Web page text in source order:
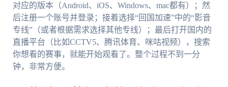
对应的版本（Android、iOS、Windows、mac都有）；然
后注册一个账号并登录；接着选择“回国加速”中的“影音
专线”（或者根据需求选择其他专线）；最后打开国内的
直播平台（比如CCTV5、腾讯体育、咪咕视频），搜索
你想看的赛事，就能开始观看了。整个过程不到一分
钟，非常方便。